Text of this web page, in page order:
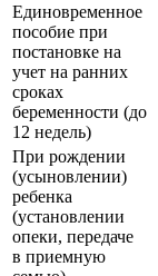
Единовременное
пособие при
постановке на
учет на ранних
сроках
беременности (до
12 недель)
При рождении
(усыновлении)
ребенка
(установлении
опеки, передаче
в приемную